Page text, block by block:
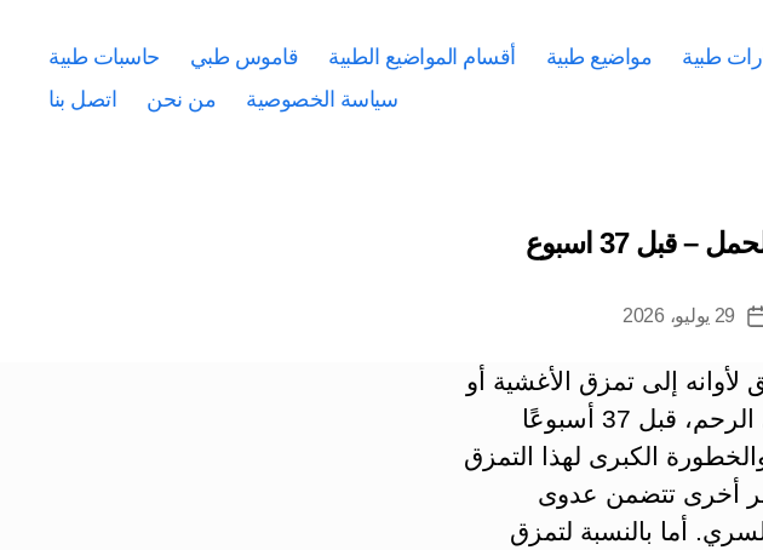
طبية مواضيع طبية أقسام المواضيع الطبية قاموس طبي
حاسبات طبية
سياسة الخصوصية
من نحن اتصل بنا
قبل 37 اسبوع
تاريخ29 يوليو، 2026
لأوانه إلى تمزق الأغشية أو
الكيس السلوي الذي يحتضن الجنين في الرحم، قبل 37 أسبوعًا
الكبرى لهذا التمزق
أخرى تتضمن عدوى
أما بالنسبة لتمزق